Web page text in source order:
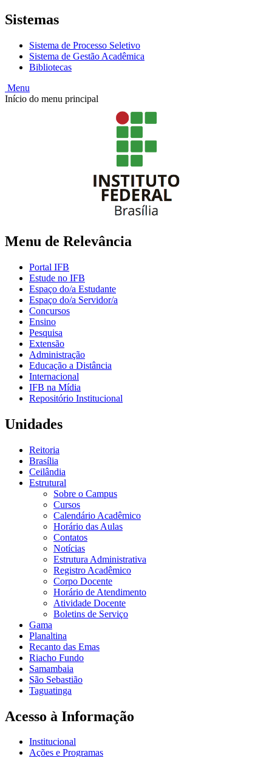
Sistemas
Sistema de Processo Seletivo
Sistema de Gestão Acadêmica
Bibliotecas
Menu
Início do menu principal
Menu de Relevância
Portal IFB
Estude no IFB
Espaço do/a Estudante
Espaço do/a Servidor/a
Concursos
Ensino
Pesquisa
Extensão
Administração
Educação a Distância
Internacional
IFB na Mídia
Repositório Institucional
Unidades
Reitoria
Brasília
Ceilândia
Estrutural
Sobre o Campus
Cursos
Calendário Acadêmico
Horário das Aulas
Contatos
Notícias
Estrutura Administrativa
Registro Acadêmico
Corpo Docente
Horário de Atendimento
Atividade Docente
Boletins de Serviço
Gama
Planaltina
Recanto das Emas
Riacho Fundo
Samambaia
São Sebastião
Taguatinga
Acesso à Informação
Institucional
Ações e Programas